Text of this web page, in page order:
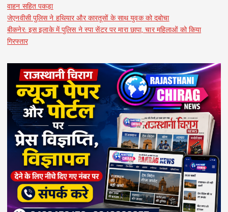
वाहन सहित पकड़ा
जेएनवीसी पुलिस ने हथियार और कारतूसों के साथ युवक को दबोचा
बीकनेर: इस इलाके में पुलिस ने स्पा सेंटर पर मारा छापा, चार महिलाओं को किया
गिरफ्तार